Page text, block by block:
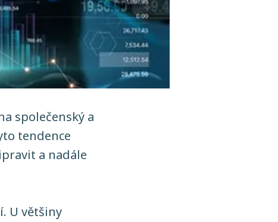
společenský a
tendence
a nadále
U většiny